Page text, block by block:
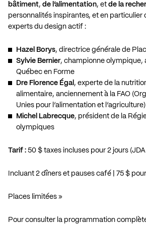
bâtiment, de l’alimentation, et de la
personnalités inspirantes, et en particulier
experts du design actif :
Hazel Borys, directrice générale de
Sylvie Bernier, championne olympique,
Québec en Forme
Dre Florence Égal , experte de la
alimentaire, anciennement à la FAO
Unies pour l’alimentation et l’agriculture)
Michel Labrecque, président de la
olympiques
Tarif : 50 $ taxes incluses pour 2 jours
Incluant 2 dîners et pauses café | 75 $
Places limitées »
Pour consulter la programmation